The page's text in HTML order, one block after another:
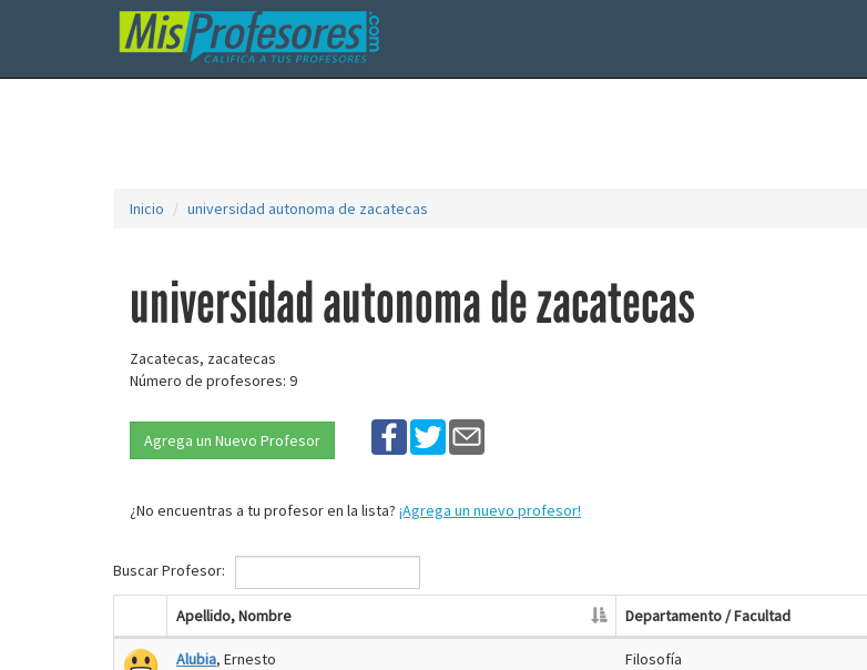
Inicio universidad autonoma de zacatecas
universidad autonoma de zacatecas
Zacatecas, zacatecas
Número de profesores: 9
Agrega un Nuevo Profesor
¿No encuentras a tu profesor en la lista? ¡Agrega un nuevo profesor!
Buscar Profesor:
Apellido, Nombre Departamento / Facultad
Alubia, Ernesto Filosofía